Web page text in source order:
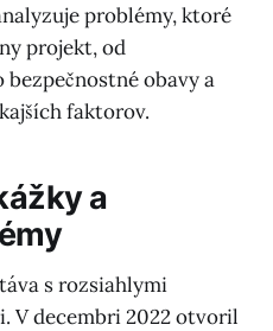
problémy, ktoré
projekt, od
bezpečnostné obavy a
faktorov.
a
s rozsiahlymi
V decembri 2022 otvoril